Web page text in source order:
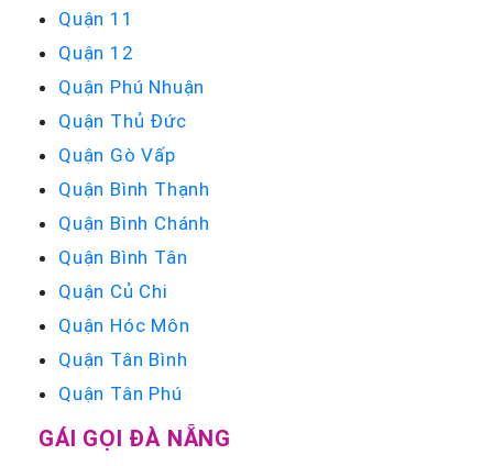
Quận 11
Quận 12
Quận Phú Nhuận
Quận Thủ Đức
Quận Gò Vấp
Quận Bình Thạnh
Quận Bình Chánh
Quận Bình Tân
Quận Củ Chi
Quận Hóc Môn
Quận Tân Bình
Quận Tân Phú
GÁI GỌI ĐÀ NẴNG